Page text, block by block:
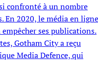
confronté à un nombre
En 2020, le média en ligne
ses publications.
Gotham City a reçu
Media Defence, qui